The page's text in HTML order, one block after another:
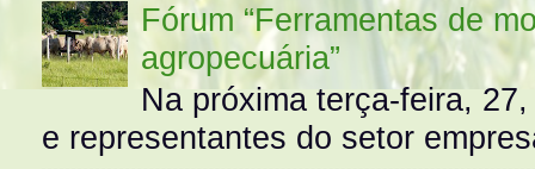
Fórum “Ferramentas de
agropecuária”
Na próxima terça-feira,
e representantes do setor